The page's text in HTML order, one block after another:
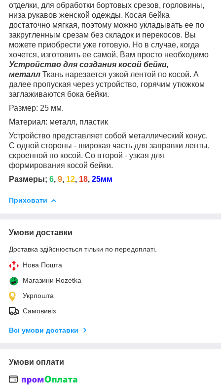
отделки, для обработки бортовых срезов, горловины,
низа рукавов женской одежды. Косая бейка
достаточно мягкая, поэтому можно укладывать ее по
закругленным срезам без складок и перекосов. Вы
можете приобрести уже готовую. Но в случае, когда
хочется, изготовить ее самой, Вам просто необходимо
Устройство для создания косой бейки,
металл Ткань нарезается узкой лентой по косой. А
далее пропуская через устройство, горячим утюжком
заглаживаются бока бейки.
Размер: 25 мм.
Материал: металл, пластик
Устройство представляет собой металлический конус.
С одной стороны - широкая часть для заправки ленты,
скроенной по косой. Со второй - узкая для
формирования косой бейки.
Размеры; 6, 9, 12, 18, 25мм
Приховати
Умови доставки
Доставка здійснюється тільки по передоплаті.
Нова Пошта
Магазини Rozetka
Укрпошта
Самовивіз
Всі умови доставки
Умови оплати